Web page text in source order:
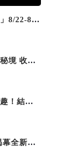
「東北角外澳月夜」8/22-8/23浪漫登場 串聯五漁村、音樂、市集、火舞與慢旅共度夏夜
探索瑞士格勞賓登秘境 收藏六種阿爾卑斯夏日療癒之旅
嘉義鹿草夏日探索趣！結合科學、農場與自然的親子小旅行
ANAｘ吉伊卡哇揭幕全新彩繪機「Chiikawa JET」